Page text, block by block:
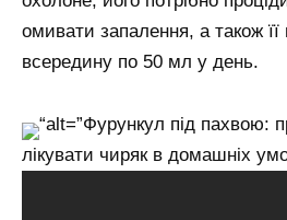
омивати запалення, а також
всередину по 50 мл у день.
“alt=”Фурункул під пахвою:
лікувати чиряк в домашніх